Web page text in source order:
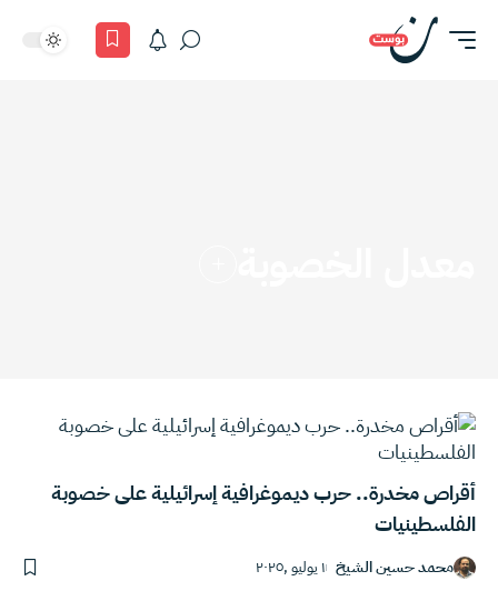
أقراص مخدرة.. حرب ديموغرافية إسرائيلية على خصوبة
الفلسطينيات
محمد حسين الشيخ ١ يوليو ,٢٠٢٥